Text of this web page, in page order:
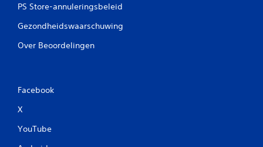
PS Store-annuleringsbeleid
Gezondheidswaarschuwing
Over Beoordelingen
Facebook
X
YouTube